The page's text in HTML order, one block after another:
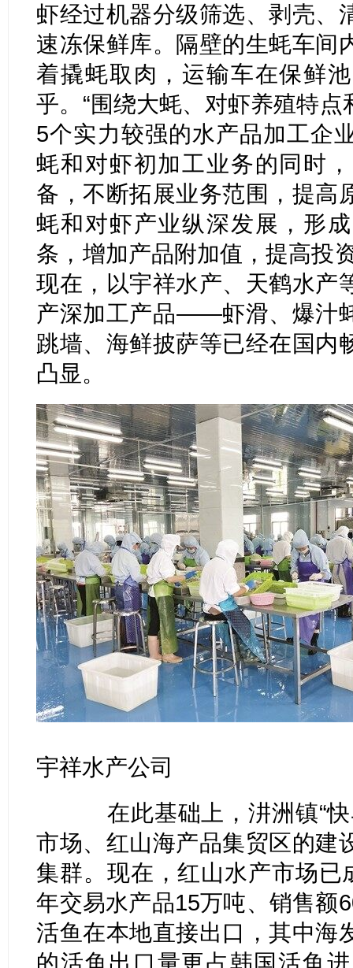
虾经过机器分级筛选、剥壳、
速冻保鲜库。隔壁的生蚝车间
着撬蚝取肉，运输车在保鲜
乎。“围绕大蚝、对虾养殖特
5个实力较强的水产品加工企
蚝和对虾初加工业务的同时
备，不断拓展业务范围，提高
蚝和对虾产业纵深发展，形
条，增加产品附加值，提高投
现在，以宇祥水产、天鹤水产
产深加工产品——虾滑、爆汁
跳墙、海鲜披萨等已经在国内
凸显。
宇祥水产公司
在此基础上，汫洲镇“快
市场、红山海产品集贸区的建
集群。现在，红山水产市场已
年交易水产品15万吨、销售额
活鱼在本地直接出口，其中海
的活鱼出口量更占韩国活鱼